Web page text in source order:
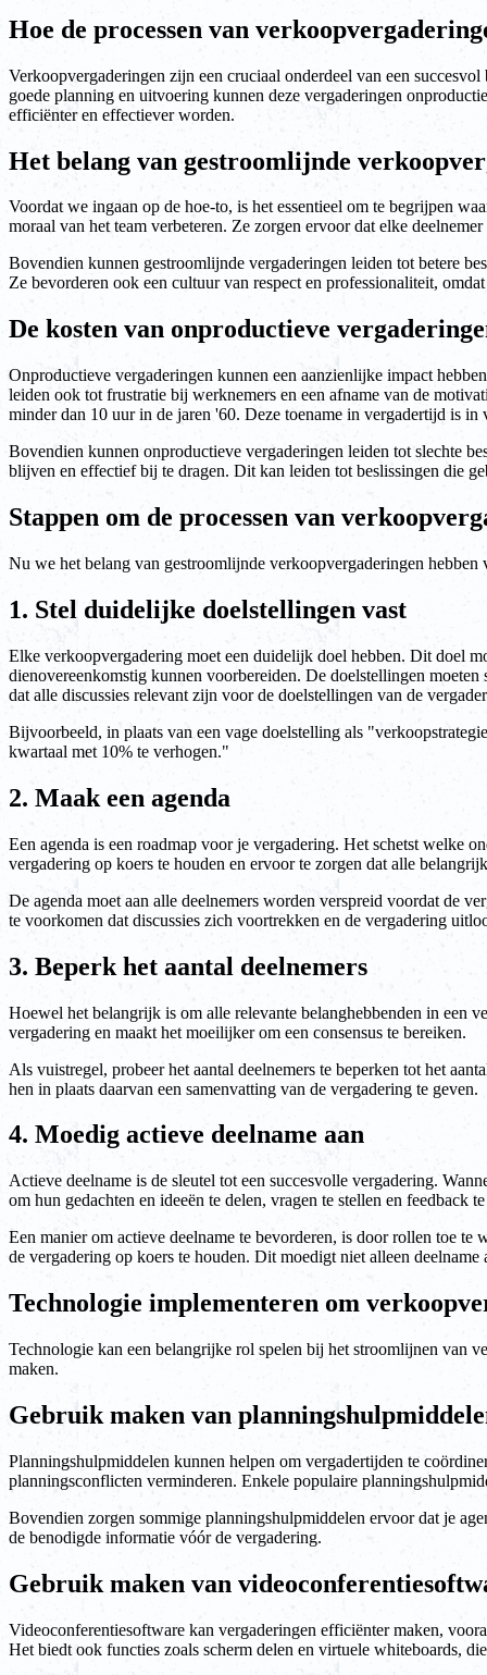
Hoe de processen van
Verkoopvergaderingen zijn een cruciaal onderdeel van een
goede planning en uitvoering kunnen deze vergaderingen
efficiënter en effectiever worden.
Het belang van gestroomlijnde
Voordat we ingaan op de hoe-to, is het essentieel om te begrijpen
moraal van het team verbeteren. Ze zorgen ervoor dat elke
Bovendien kunnen gestroomlijnde vergaderingen leiden tot betere
Ze bevorderen ook een cultuur van respect en professionaliteit,
De kosten van onproductieve
Onproductieve vergaderingen kunnen een aanzienlijke impact
leiden ook tot frustratie bij werknemers en een afname van de
minder dan 10 uur in de jaren '60. Deze toename in vergadertijd is in
Bovendien kunnen onproductieve vergaderingen leiden tot slechte
blijven en effectief bij te dragen. Dit kan leiden tot beslissingen die
Stappen om de processen van
Nu we het belang van gestroomlijnde verkoopvergaderingen
1. Stel duidelijke doelstellingen vast
Elke verkoopvergadering moet een duidelijk doel hebben. Dit doel
dienovereenkomstig kunnen voorbereiden. De doelstellingen
dat alle discussies relevant zijn voor de doelstellingen van de
Bijvoorbeeld, in plaats van een vage doelstelling als
kwartaal met 10% te verhogen."
2. Maak een agenda
Een agenda is een roadmap voor je vergadering. Het schetst welke
vergadering op koers te houden en ervoor te zorgen dat alle
De agenda moet aan alle deelnemers worden verspreid voordat de
te voorkomen dat discussies zich voortrekken en de vergadering
3. Beperk het aantal deelnemers
Hoewel het belangrijk is om alle relevante belanghebbenden in een
vergadering en maakt het moeilijker om een consensus te bereiken.
Als vuistregel, probeer het aantal deelnemers te beperken tot het
hen in plaats daarvan een samenvatting van de vergadering te geven.
4. Moedig actieve deelname aan
Actieve deelname is de sleutel tot een succesvolle vergadering.
om hun gedachten en ideeën te delen, vragen te stellen en feedback
Een manier om actieve deelname te bevorderen, is door rollen toe
de vergadering op koers te houden. Dit moedigt niet alleen
Technologie implementeren om
Technologie kan een belangrijke rol spelen bij het stroomlijnen van
maken.
Gebruik maken van
Planningshulpmiddelen kunnen helpen om vergadertijden te
planningsconflicten verminderen. Enkele populaire
Bovendien zorgen sommige planningshulpmiddelen ervoor dat je
de benodigde informatie vóór de vergadering.
Gebruik maken van
Videoconferentiesoftware kan vergaderingen efficiënter maken,
Het biedt ook functies zoals scherm delen en virtuele whiteboards,